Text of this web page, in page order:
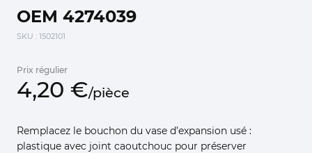
OEM 4274039
SKU : 1502101
Prix régulier
4,20 €/pièce
Remplacez le bouchon du vase d’expansion usé :
plastique avec joint caoutchouc pour préserver